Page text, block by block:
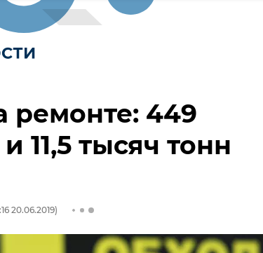
ремонте: 449
11,5 тысяч тонн
20.06.2019)